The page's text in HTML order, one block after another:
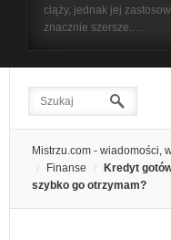
ciąży, jednak jej
znacznie szersze.…
Mistrzu.com - wiadomości,
Finanse
Kredyt
szybko go otrzymam?